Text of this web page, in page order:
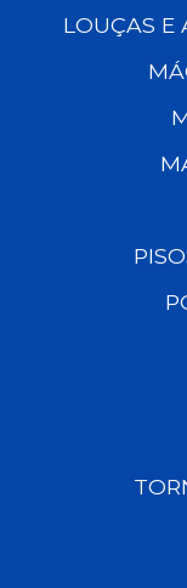
LOUÇAS E